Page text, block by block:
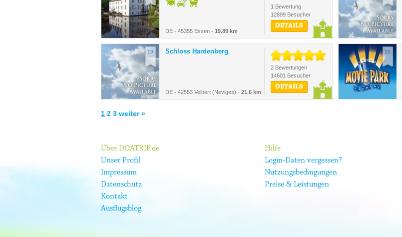
DE - 45355 Essen - 19.89 km
1 Bewertung
12899 Besucher
DETAILS
19. Schloss Hardenberg
DE - 42553 Velbert (Neviges) - 21.6 km
2 Bewertungen
14601 Besucher
DETAILS
20.
1 2 3 weiter »
Über DOATRIP.de
Unser Profil
Impressum
Datenschutz
Kontakt
Ausflugsblog
Hilfe
Login-Daten vergessen?
Nutzungsbedingungen
Preise & Leistungen